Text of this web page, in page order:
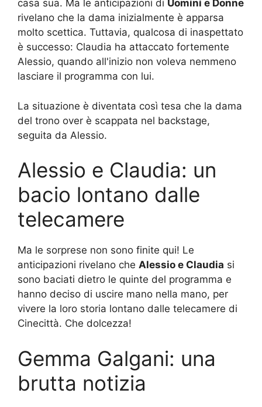
casa sua. Ma le anticipazioni di Uomini e Donne
rivelano che la dama inizialmente è apparsa
molto scettica. Tuttavia, qualcosa di inaspettato
è successo: Claudia ha attaccato fortemente
Alessio, quando all'inizio non voleva nemmeno
lasciare il programma con lui.
La situazione è diventata così tesa che la dama
del trono over è scappata nel backstage,
seguita da Alessio.
Alessio e Claudia: un
bacio lontano dalle
telecamere
Ma le sorprese non sono finite qui! Le
anticipazioni rivelano che Alessio e Claudia si
sono baciati dietro le quinte del programma e
hanno deciso di uscire mano nella mano, per
vivere la loro storia lontano dalle telecamere di
Cinecittà. Che dolcezza!
Gemma Galgani: una
brutta notizia